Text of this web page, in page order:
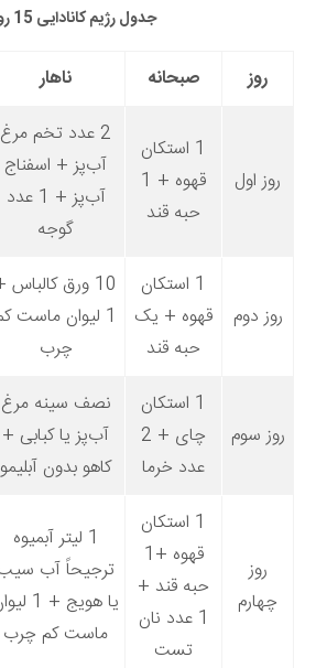
کتاب و کتاب‌خوانی
معماری
فناوری‌ها
نجوم و هوا فضا
سرگرمی
دانستنی‌ها
طنز
جدول رژیم کانادایی 15 روزه
روز صبحانه ناهار
روز اول
1 استکان
قهوه + 1
حبه قند
2 عدد تخم مرغ
آب‌پز + اسفناج
آب‌پز + 1 عدد
گوجه
روز دوم
1 استکان
قهوه + یک
حبه قند
10 ورق کالباس
1 لیوان ماست
چرب
روز سوم
1 استکان
چای + 2
عدد خرما
نصف سینه مرغ
آب‌پز یا کبابی +
کاهو بدون آبلیمو
روز
چهارم
1 استکان
قهوه +1
حبه قند +
1 عدد نان
تست
1 لیتر آبمیوه
ترجیحاً آب
یا هویج +
ماست کم چرب